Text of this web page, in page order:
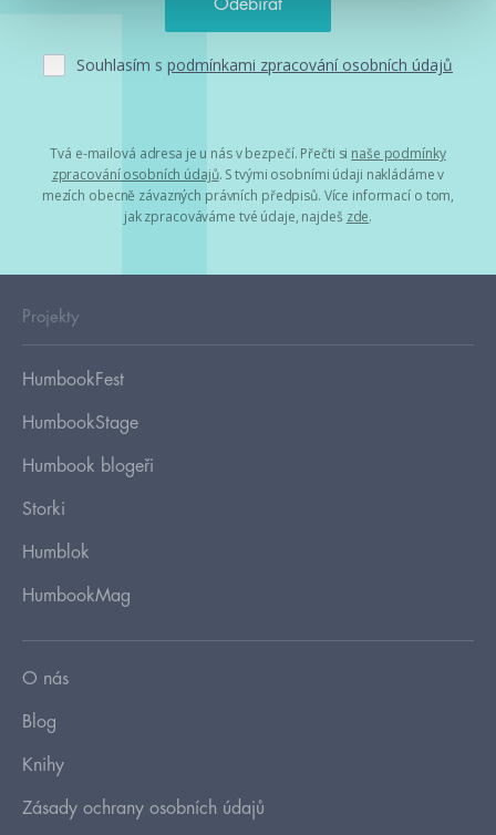
Souhlasím s podmínkami zpracování osobních údajů
Tvá e-mailová adresa je u nás v bezpečí. Přečti si naše podmínky
zpracování osobních údajů. S tvými osobními údaji nakládáme v
mezích obecně závazných právních předpisů. Více informací o tom,
jak zpracováváme tvé údaje, najdeš zde.
Projekty
HumbookFest
HumbookStage
Humbook blogeři
Storki
Humblok
HumbookMag
O nás
Blog
Knihy
Zásady ochrany osobních údajů